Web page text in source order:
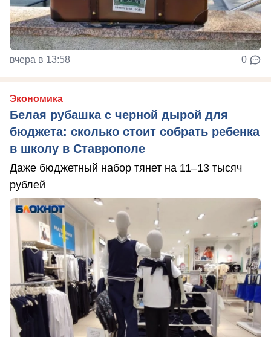
вчера в 13:58 0
Экономика
Белая рубашка с черной дырой для
бюджета: сколько стоит собрать ребенка
в школу в Ставрополе
Даже бюджетный набор тянет на 11–13 тысяч
рублей